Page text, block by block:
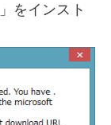
をインスト